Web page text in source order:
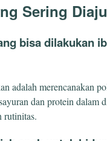
Sering
bisa dilakukan
adalah merencanakan
dan protein dalam
rutinitas.